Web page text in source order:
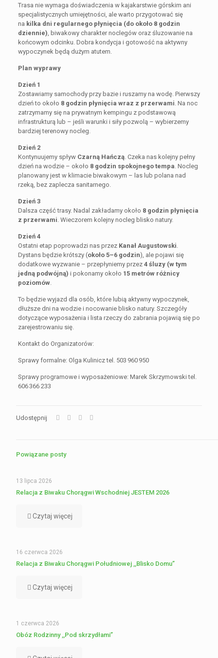
Trasa nie wymaga doświadczenia w kajakarstwie górskim ani
specjalistycznych umiejętności, ale warto przygotować się
na kilka dni regularnego płynięcia (do około 8 godzin
dziennie), biwakowy charakter noclegów oraz śluzowanie na
końcowym odcinku. Dobra kondycja i gotowość na aktywny
wypoczynek będą dużym atutem.
Plan wyprawy
Dzień 1
Zostawiamy samochody przy bazie i ruszamy na wodę. Pierwszy
dzień to około 8 godzin płynięcia wraz z przerwami. Na noc
zatrzymamy się na prywatnym kempingu z podstawową
infrastrukturą lub – jeśli warunki i siły pozwolą – wybierzemy
bardziej terenowy nocleg.
Dzień 2
Kontynuujemy spływ Czarną Hańczą. Czeka nas kolejny pełny
dzień na wodzie – około 8 godzin spokojnego tempa. Nocleg
planowany jest w klimacie biwakowym – las lub polana nad
rzeką, bez zaplecza sanitarnego.
Dzień 3
Dalsza część trasy. Nadal zakładamy około 8 godzin płynięcia
z przerwami. Wieczorem kolejny nocleg blisko natury.
Dzień 4
Ostatni etap poprowadzi nas przez Kanał Augustowski.
Dystans będzie krótszy (około 5–6 godzin), ale pojawi się
dodatkowe wyzwanie – przepłyniemy przez 4 śluzy (w tym
jedną podwójną) i pokonamy około 15 metrów różnicy
poziomów.
To będzie wyjazd dla osób, które lubią aktywny wypoczynek,
dłuższe dni na wodzie i nocowanie blisko natury. Szczegóły
dotyczące wyposażenia i lista rzeczy do zabrania pojawią się po
zarejestrowaniu się.
Kontakt do Organizatorów:
Sprawy formalne: Olga Kulinicz tel. 503 960 950
Sprawy programowe i wyposażeniowe: Marek Skrzymowski tel.
606 366 233
Udostępnij
Powiązane posty
13 lipca 2026
Relacja z Biwaku Chorągwi Wschodniej JESTEM 2026
Czytaj więcej
16 czerwca 2026
Relacja z Biwaku Chorągwi Południowej ,,Blisko Domu”
Czytaj więcej
1 czerwca 2026
Obóz Rodzinny ,,Pod skrzydłami”